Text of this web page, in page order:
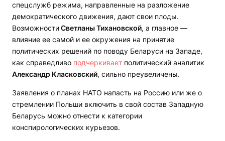
спецслужб режима, направленные на разложение
демократического движения, дают свои плоды.
ВозможностиСветланы Тихановской, а главное —
влияние ее самой и ее окружения на принятие
политических решений по поводу Беларуси на Западе,
как справедливо подчеркивает политический аналитик
Александр Класковский, сильно преувеличены.
Заявления о планах НАТО напасть на Россию или же о
стремлении Польши включить в свой состав Западную
Беларусь можно отнести к категории
конспирологических курьезов.